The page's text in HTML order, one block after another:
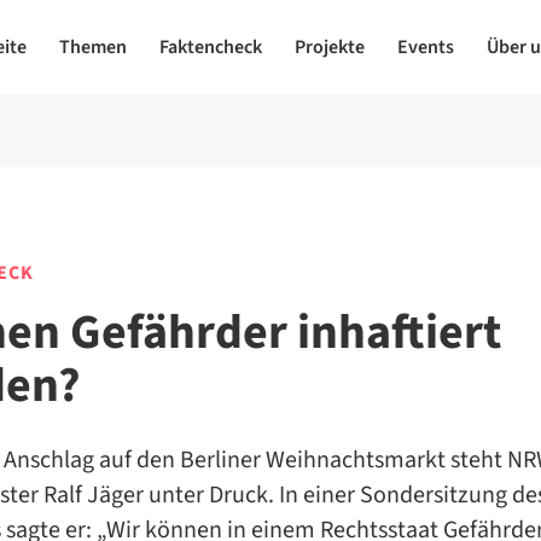
Themen Faktencheck Projekte Events Über
Gefährder inhaftiert
auf den Berliner Weihnachtsmarkt steht
Ralf Jäger unter Druck. In einer Sondersitzung
er: „Wir können in einem Rechtsstaat